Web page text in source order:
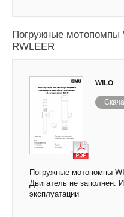
Погружные мотопомпы
RWLEER
WILO
Погружные мотопомпы
Двигатель не заполнен.
эксплуатации